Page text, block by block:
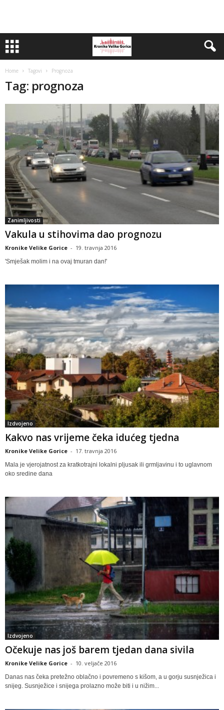
Home Tagovi Prognoza
Tag: prognoza
Zanimljivosti
Vakula u stihovima dao prognozu
Kronike Velike Gorice - 19. travnja 2016
'Smješak molim i na ovaj tmuran dan!'
Izdvojeno
Kakvo nas vrijeme čeka idućeg tjedna
Kronike Velike Gorice - 17. travnja 2016
Mala je vjerojatnost za kratkotrajni lokalni pljusak ili grmljavinu i to uglavnom
oko sredine dana
Izdvojeno
Očekuje nas još barem tjedan dana sivila
Kronike Velike Gorice - 10. veljače 2016
Danas nas čeka pretežno oblačno i povremeno s kišom, a u gorju susnježica i
snijeg. Susnježice i snijega prolazno može biti i u nižim...